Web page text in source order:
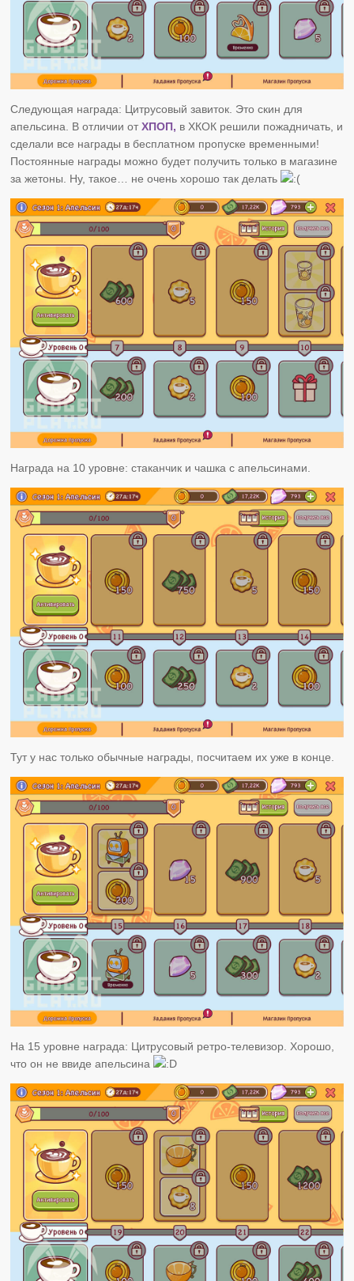
Следующая награда: Цитрусовый завиток. Это скин для
апельсина. В отличии отХПОП, в ХКОК решили пожадничать, и
сделали все награды в бесплатном пропуске временными!
Постоянные награды можно будет получить только в магазине
за жетоны. Ну, такое… не очень хорошо так делать
Награда на 10 уровне: стаканчик и чашка с апельсинами.
Тут у нас только обычные награды, посчитаем их уже в конце.
На 15 уровне награда: Цитрусовый ретро-телевизор. Хорошо,
что он не ввиде апельсина